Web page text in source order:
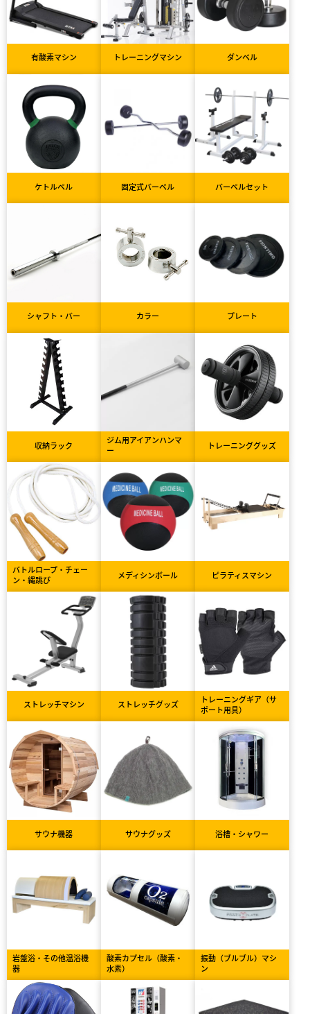
有酸素マシン トレーニングマシン ダンベル
ケトルベル 固定式バーベル バーベルセット
シャフト・バー カラー プレート
収納ラック
ジム用アイアンハンマ
ー
トレーニンググッズ
バトルロープ・チェー
ン・縄跳び
メディシンボール ピラティスマシン
ストレッチマシン ストレッチグッズ
トレーニングギア（サ
ポート用具）
サウナ機器 サウナグッズ 浴槽・シャワー
岩盤浴・その他温浴機
器
酸素カプセル（酸素・
水素）
振動（ブルブル）マシ
ン